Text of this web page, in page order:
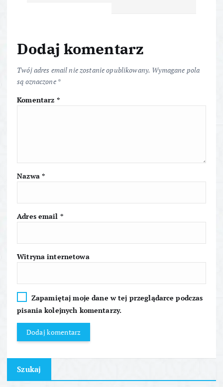
a
c
j
p
s
u
Dodaj komentarz
Twój adres email nie zostanie opublikowany. Wymagane pola
są oznaczone *
Komentarz *
Nazwa *
Adres email *
Witryna internetowa
Zapamiętaj moje dane w tej przeglądarce podczas
pisania kolejnych komentarzy.
Szukaj